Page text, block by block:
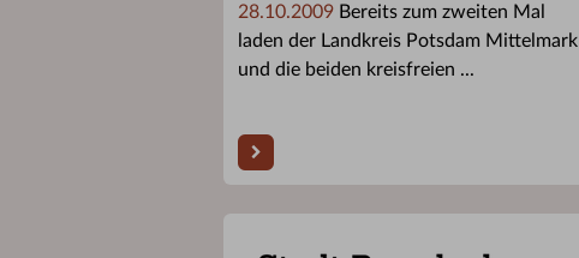
28.10.2009 Bereits zum zweiten Mal
laden der Landkreis Potsdam Mittelmark
und die beiden kreisfreien ...